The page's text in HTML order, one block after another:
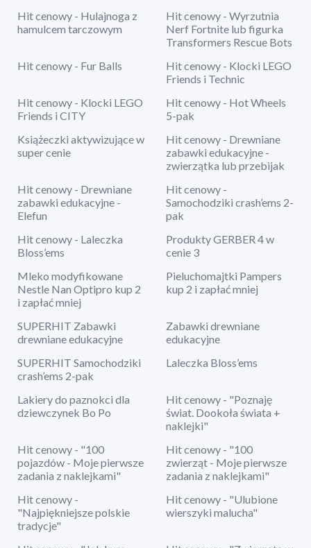
Hit cenowy - Hulajnoga z
hamulcem tarczowym
Hit cenowy - Wyrzutnia
Nerf Fortnite lub figurka
Transformers Rescue Bots
Hit cenowy - Fur Balls
Hit cenowy - Klocki LEGO
Friends i Technic
Hit cenowy - Klocki LEGO
Friends i CITY
Hit cenowy - Hot Wheels
5-pak
Książeczki aktywizujące w
super cenie
Hit cenowy - Drewniane
zabawki edukacyjne -
zwierzątka lub przebijak
Hit cenowy - Drewniane
zabawki edukacyjne -
Elefun
Hit cenowy -
Samochodziki crash’ems 2-
pak
Hit cenowy - Laleczka
Bloss’ems
Produkty GERBER 4 w
cenie 3
Mleko modyfikowane
Nestle Nan Optipro kup 2
i zapłać mniej
Pieluchomajtki Pampers
kup 2 i zapłać mniej
SUPERHIT Zabawki
drewniane edukacyjne
Zabawki drewniane
edukacyjne
SUPERHIT Samochodziki
crash’ems 2-pak
Laleczka Bloss’ems
Lakiery do paznokci dla
dziewczynek Bo Po
Hit cenowy - "Poznaję
świat. Dookoła świata +
naklejki"
Hit cenowy - "100
pojazdów - Moje pierwsze
zadania z naklejkami"
Hit cenowy - "100
zwierząt - Moje pierwsze
zadania z naklejkami"
Hit cenowy -
"Najpiękniejsze polskie
tradycje"
Hit cenowy - "Ulubione
wierszyki malucha"